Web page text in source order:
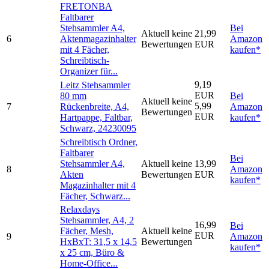
6
FRETONBA
Faltbarer
Stehsammler A4,
Aktenmagazinhalter
mit 4 Fächer,
Schreibtisch-
Organizer für...
Aktuell keine
Bewertungen
21,99
EUR
Bei
Amazon
kaufen*
7
Leitz Stehsammler
80 mm
Rückenbreite, A4,
Hartpappe, Faltbar,
Schwarz, 24230095
Aktuell keine
Bewertungen
9,19
EUR
5,99
EUR
Bei
Amazon
kaufen*
8
Schreibtisch Ordner,
Faltbarer
Stehsammler A4,
Akten
Magazinhalter mit 4
Fächer, Schwarz...
Aktuell keine
Bewertungen
13,99
EUR
Bei
Amazon
kaufen*
9
Relaxdays
Stehsammler, A4, 2
Fächer, Mesh,
HxBxT: 31,5 x 14,5
x 25 cm, Büro &
Home-Office...
Aktuell keine
Bewertungen
16,99
EUR
Bei
Amazon
kaufen*